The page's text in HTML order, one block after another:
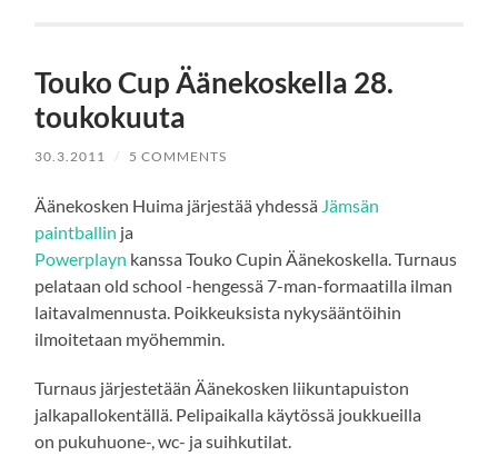
Touko Cup Äänekoskella 28.
toukokuuta
30.3.2011 / 5 COMMENTS
Äänekosken Huima järjestää yhdessä Jämsän
paintballin ja
Powerplayn kanssa Touko Cupin Äänekoskella. Turnaus
pelataan old school -hengessä 7-man-formaatilla ilman
laitavalmennusta. Poikkeuksista nykysääntöihin
ilmoitetaan myöhemmin.
Turnaus järjestetään Äänekosken liikuntapuiston
jalkapallokentällä. Pelipaikalla käytössä joukkueilla
on pukuhuone-, wc- ja suihkutilat.